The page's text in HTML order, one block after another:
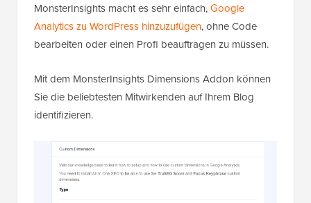
MonsterInsights macht es sehr einfach,Google
Analytics zu WordPress hinzuzufügen, ohne Code
bearbeiten oder einen Profi beauftragen zu müssen.
Mit dem MonsterInsights Dimensions Addon können
Sie die beliebtesten Mitwirkenden auf Ihrem Blog
identifizieren.